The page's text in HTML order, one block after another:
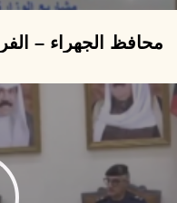
محافظ الجهراء –